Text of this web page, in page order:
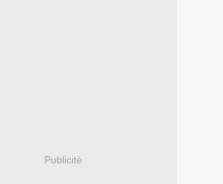
Publicité